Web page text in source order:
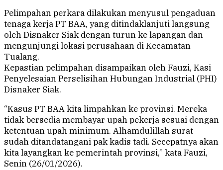
Pelimpahan perkara dilakukan menyusul pengaduan
tenaga kerja PT BAA, yang ditindaklanjuti langsung
oleh Disnaker Siak dengan turun ke lapangan dan
mengunjungi lokasi perusahaan di Kecamatan
Tualang.
Kepastian pelimpahan disampaikan oleh Fauzi, Kasi
Penyelesaian Perselisihan Hubungan Industrial (PHI)
Disnaker Siak.
“Kasus PT BAA kita limpahkan ke provinsi. Mereka
tidak bersedia membayar upah pekerja sesuai dengan
ketentuan upah minimum. Alhamdulillah surat
sudah ditandatangani pak kadis tadi. Secepatnya akan
kita layangkan ke pemerintah provinsi,” kata Fauzi,
Senin (26/01/2026).